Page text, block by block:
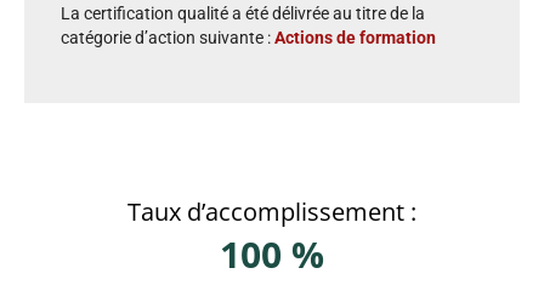
La certification qualité a été délivrée au titre de la
catégorie d’action suivante :Actions de formation
Taux d’accomplissement :
100 %